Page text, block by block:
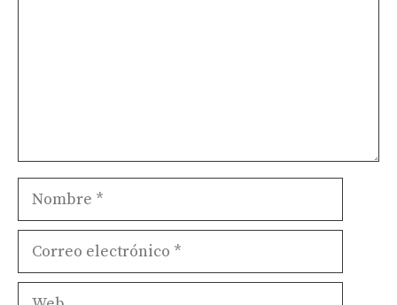
Nombre
Correo
Web